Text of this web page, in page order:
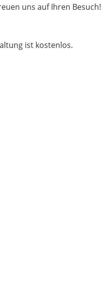
uns auf Ihren Besuch!
ist kostenlos.